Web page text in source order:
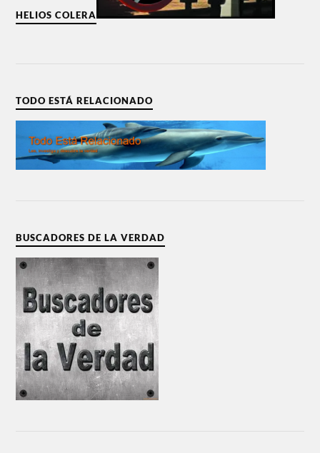
HELIOS COLERA
TODO ESTÁ RELACIONADO
BUSCADORES DE LA VERDAD